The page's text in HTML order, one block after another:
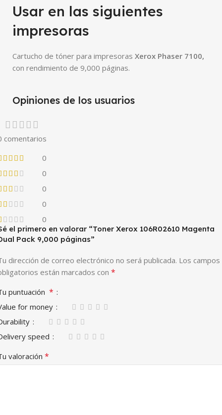
Usar en las siguientes
impresoras
Cartucho de tóner para impresoras Xerox Phaser 7100,
con rendimiento de 9,000 páginas.
Opiniones de los usuarios
comentarios
0
0
0
0
0
el primero en valorar “Toner Xerox 106R02610 Magenta
Pack 9,000 páginas”
dirección de correo electrónico no será publicada. Los campos
están marcados con *
puntuación *
for money
speed
valoración *